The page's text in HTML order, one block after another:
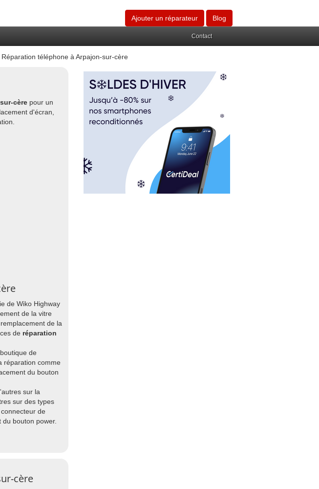
Ajouter un réparateur Blog
Contact
Réparation téléphone à Arpajon-sur-cère
cère pour un
d'écran,
de Wiko Highway
de la vitre
de la
de réparation
de
réparation comme
du bouton
sur la
sur des types
de
bouton power.
cère